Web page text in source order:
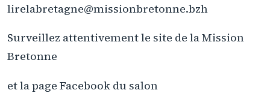
lirelabretagne@missionbretonne.bzh
Surveillez attentivement le site de la Mission
Bretonne
et la page Facebook du salon